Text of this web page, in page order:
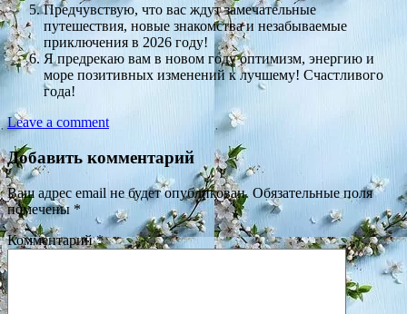
Предчувствую, что вас ждут замечательные
путешествия, новые знакомства и незабываемые
приключения в 2026 году!
Я предрекаю вам в новом году оптимизм, энергию и
море позитивных изменений к лучшему! Счастливого
года!
Leave a comment
Добавить комментарий
Ваш адрес email не будет опубликован. Обязательные поля
помечены *
Комментарий*